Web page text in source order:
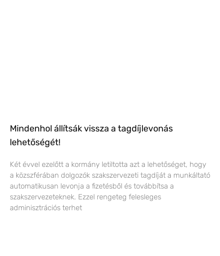
Mindenhol állítsák vissza a tagdíjlevonás
lehetőségét!
Két évvel ezelőtt a kormány letiltotta azt a lehetőséget, hogy
a közszférában dolgozók szakszervezeti tagdíját a munkáltató
automatikusan levonja a fizetésből és továbbítsa a
szakszervezeteknek. Ezzel rengeteg felesleges
adminisztrációs terhet